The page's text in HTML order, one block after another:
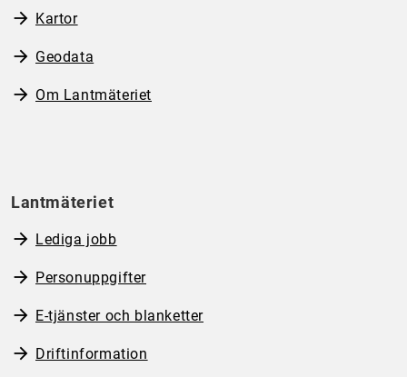
Kartor
Geodata
Om Lantmäteriet
Lantmäteriet
Lediga jobb
Personuppgifter
E-tjänster och blanketter
Driftinformation